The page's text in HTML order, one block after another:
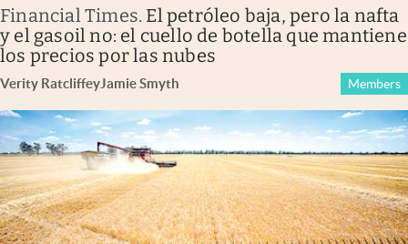
Financial Times. El petróleo baja, pero la nafta
y el gasoil no: el cuello de botella que mantiene
los precios por las nubes
Verity RatcliffeyJamie Smyth Members